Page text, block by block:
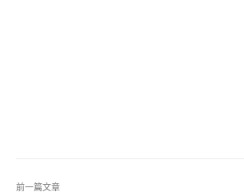
前一篇文章